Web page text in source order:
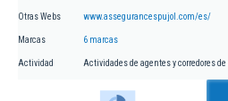
Otras Webs www.assegurancespujol.com/es/
Marcas 6 marcas
Actividad Actividades de agentes y corredores